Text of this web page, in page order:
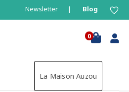
Newsletter Blog
0
La Maison Auzou